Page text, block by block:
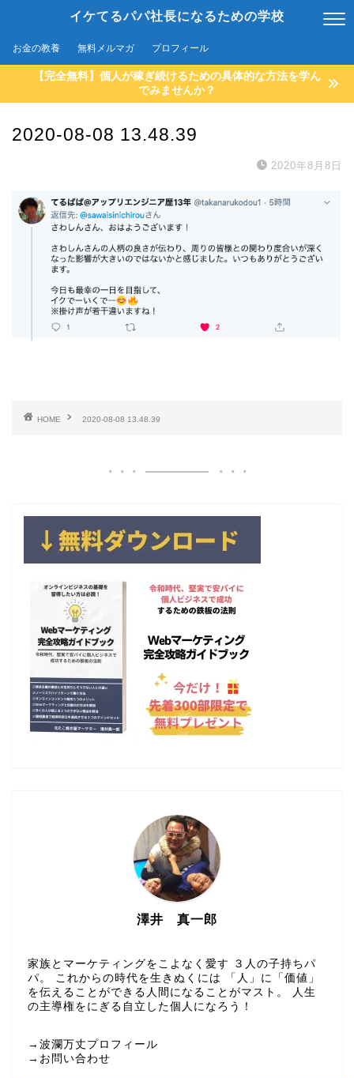
イケてるパパ社長になるための学校
お金の教養 無料メルマガ プロフィール
【完全無料】個人が稼ぎ続けるための具体的な方法を学ん
でみませんか？
2020-08-08 13.48.39
2020年8月8日
HOME 2020-08-08 13.48.39
澤井 真一郎
家族とマーケティングをこよなく愛す ３人の子持ちパ
パ。 これからの時代を生きぬくには 「人」に「価値」
を伝えることができる人間になることがマスト。 人生
の主導権をにぎる自立した個人になろう！
→波瀾万丈プロフィール
→お問い合わせ